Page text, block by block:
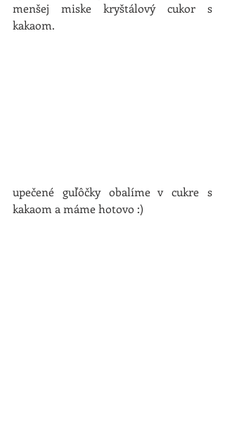
menšej miske kryštálový cukor s
kakaom.
upečené guľôčky obalíme v cukre s
kakaom a máme hotovo :)